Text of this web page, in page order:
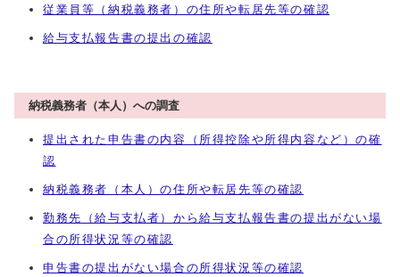
従業員等（納税義務者）の住所や転居先等の確認
給与支払報告書の提出の確認
納税義務者（本人）への調査
提出された申告書の内容（所得控除や所得内容など）の確
認
納税義務者（本人）の住所や転居先等の確認
勤務先（給与支払者）から給与支払報告書の提出がない場
合の所得状況等の確認
申告書の提出がない場合の所得状況等の確認